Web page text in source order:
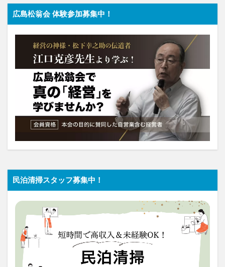
広島松翁会 体験参加募集中！
民泊清掃スタッフ募集中！